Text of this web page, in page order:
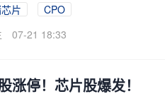
片
CPO
07-21 18:33
涨停！芯片股爆发！